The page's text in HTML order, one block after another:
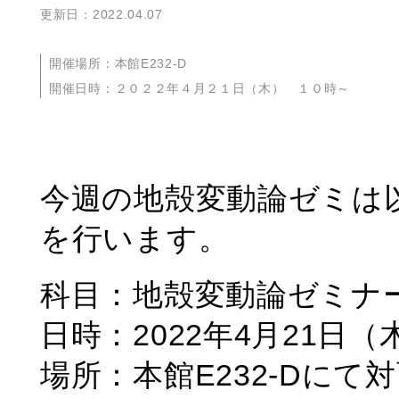
更新日：2022.04.07
開催場所：本館E232-D
開催日時：２０２２年４月２１日（木） １０時～
今週の地殻変動論ゼミは
を行います。
科目：地殻変動論ゼミナ
日時：2022年4月21日（
場所：本館E232-Dにて